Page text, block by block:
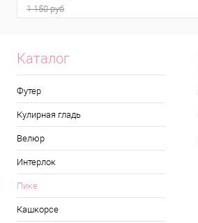
1 150 руб
Каталог
Футер
Кулирная гладь
Велюр
Интерлок
Пике
Кашкорсе